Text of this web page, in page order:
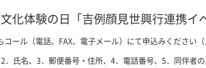
化体験の日「吉例顔見世興行連携
ール（電話、FAX、電子メール）にて申込みください（
．氏名、3．郵便番号・住所、4．電話番号、5．同伴者